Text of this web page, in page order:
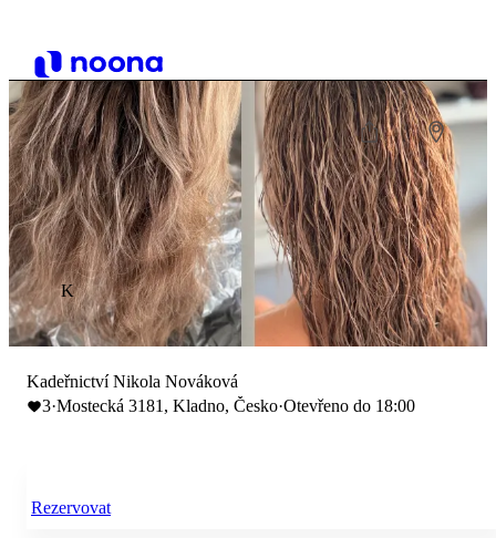
K
Kadeřnictví Nikola Nováková
3·Mostecká 3181, Kladno, Česko·Otevřeno do 18:00
Rezervovat